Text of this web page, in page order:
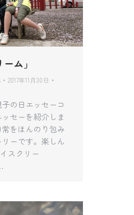
ム」
2017年11月30日
の日エッセーコ
セーを紹介しま
をほんのり包み
ーです。楽しん
スクリー